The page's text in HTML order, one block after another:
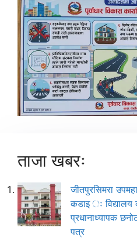
ताजा खबरः
जीतपुरसिमरा
कडाइ ः विद्यालय
प्रधानाध्यापक
पत्र